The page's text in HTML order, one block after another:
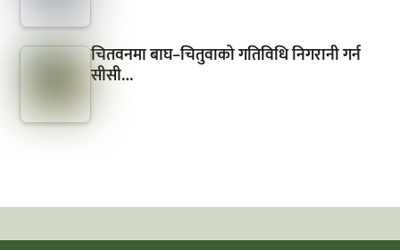
चितवनमा बाघ–चितुवाको गतिविधि निगरानी गर्न
सीसी…